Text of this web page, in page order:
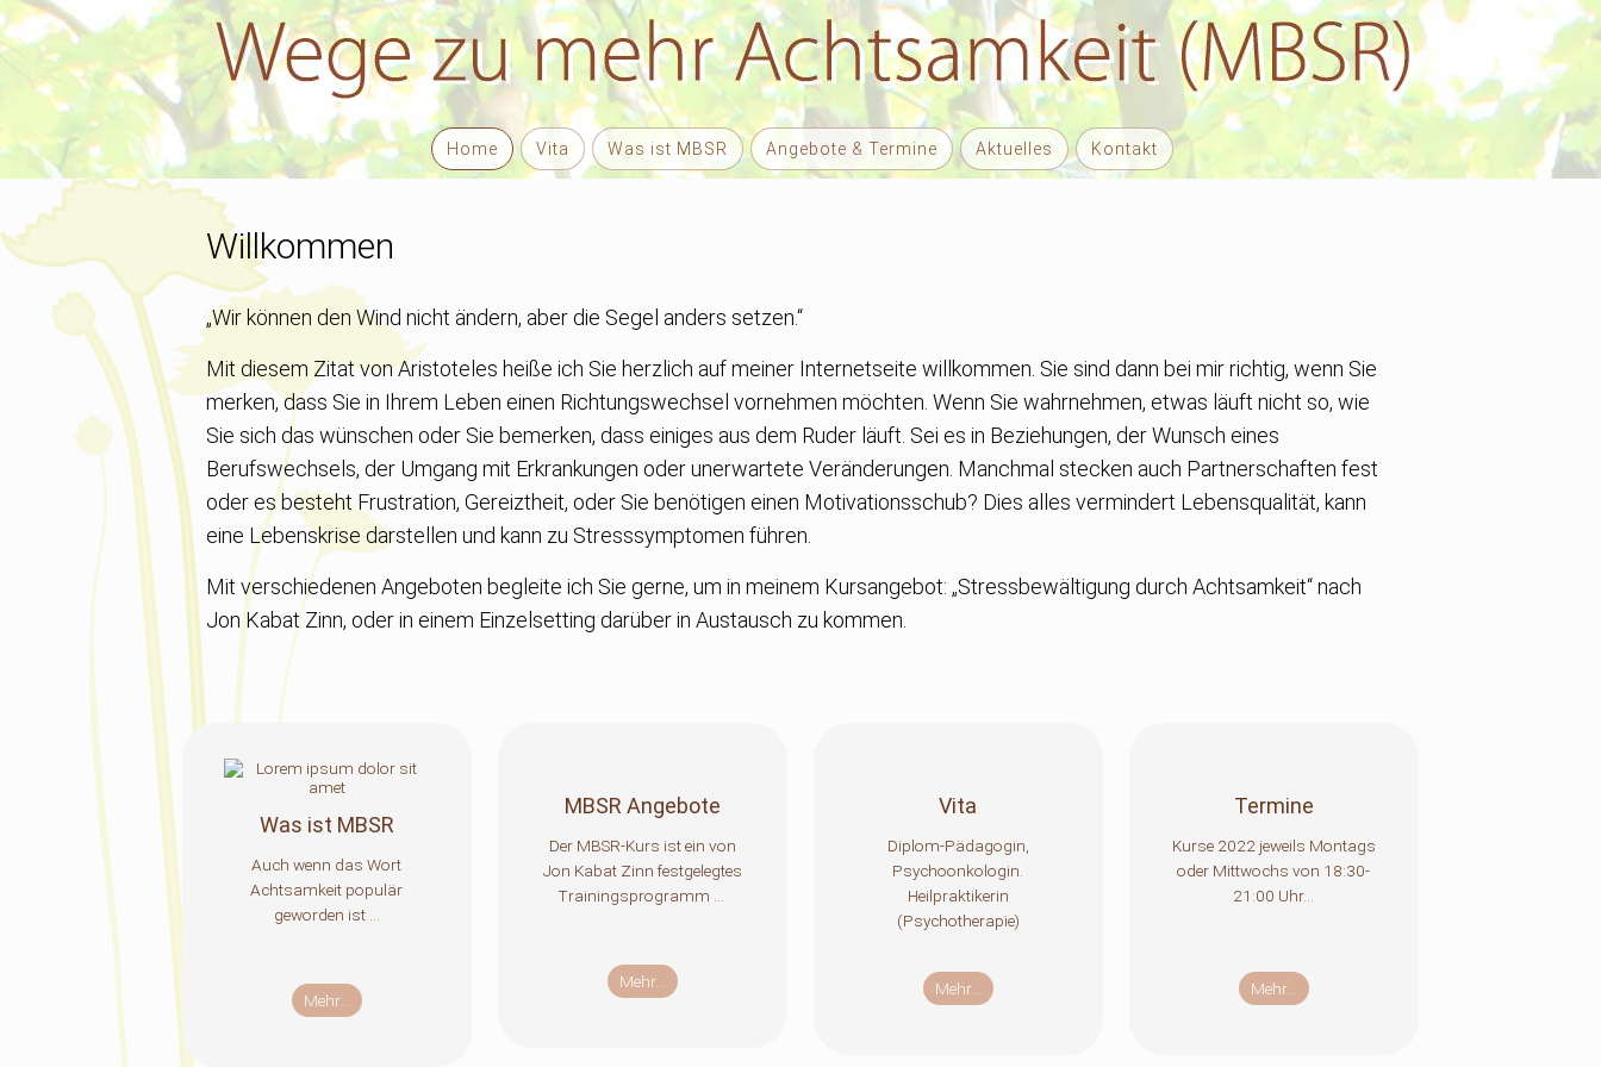
Navigation überspringen
Home
Vita Was ist MBSR Angebote & Termine Aktuelles Kontakt
Willkommen
„Wir können den Wind nicht ändern, aber die Segel anders setzen.“
Mit diesem Zitat von Aristoteles heiße ich Sie herzlich auf meiner Internetseite willkommen. Sie sind dann bei mir richtig, wenn Sie
merken, dass Sie in Ihrem Leben einen Richtungswechsel vornehmen möchten. Wenn Sie wahrnehmen, etwas läuft nicht so, wie
Sie sich das wünschen oder Sie bemerken, dass einiges aus dem Ruder läuft. Sei es in Beziehungen, der Wunsch eines
Berufswechsels, der Umgang mit Erkrankungen oder unerwartete Veränderungen. Manchmal stecken auch Partnerschaften fest
oder es besteht Frustration, Gereiztheit, oder Sie benötigen einen Motivationsschub? Dies alles vermindert Lebensqualität, kann
eine Lebenskrise darstellen und kann zu Stresssymptomen führen.
Mit verschiedenen Angeboten begleite ich Sie gerne, um in meinem Kursangebot: „Stressbewältigung durch Achtsamkeit“ nach
Jon Kabat Zinn, oder in einem Einzelsetting darüber in Austausch zu kommen.
Was ist MBSR
Auch wenn das Wort
Achtsamkeit populär
geworden ist ...
Mehr...
MBSR Angebote
Der MBSR-Kurs ist ein von
Jon Kabat Zinn festgelegtes
Trainingsprogramm ...
Mehr...
Vita
Diplom-Pädagogin,
Psychoonkologin.
Heilpraktikerin
(Psychotherapie)
Mehr...
Termine
Kurse 2022 jeweils Montags
oder Mittwochs von 18:30-
21:00 Uhr...
Mehr...